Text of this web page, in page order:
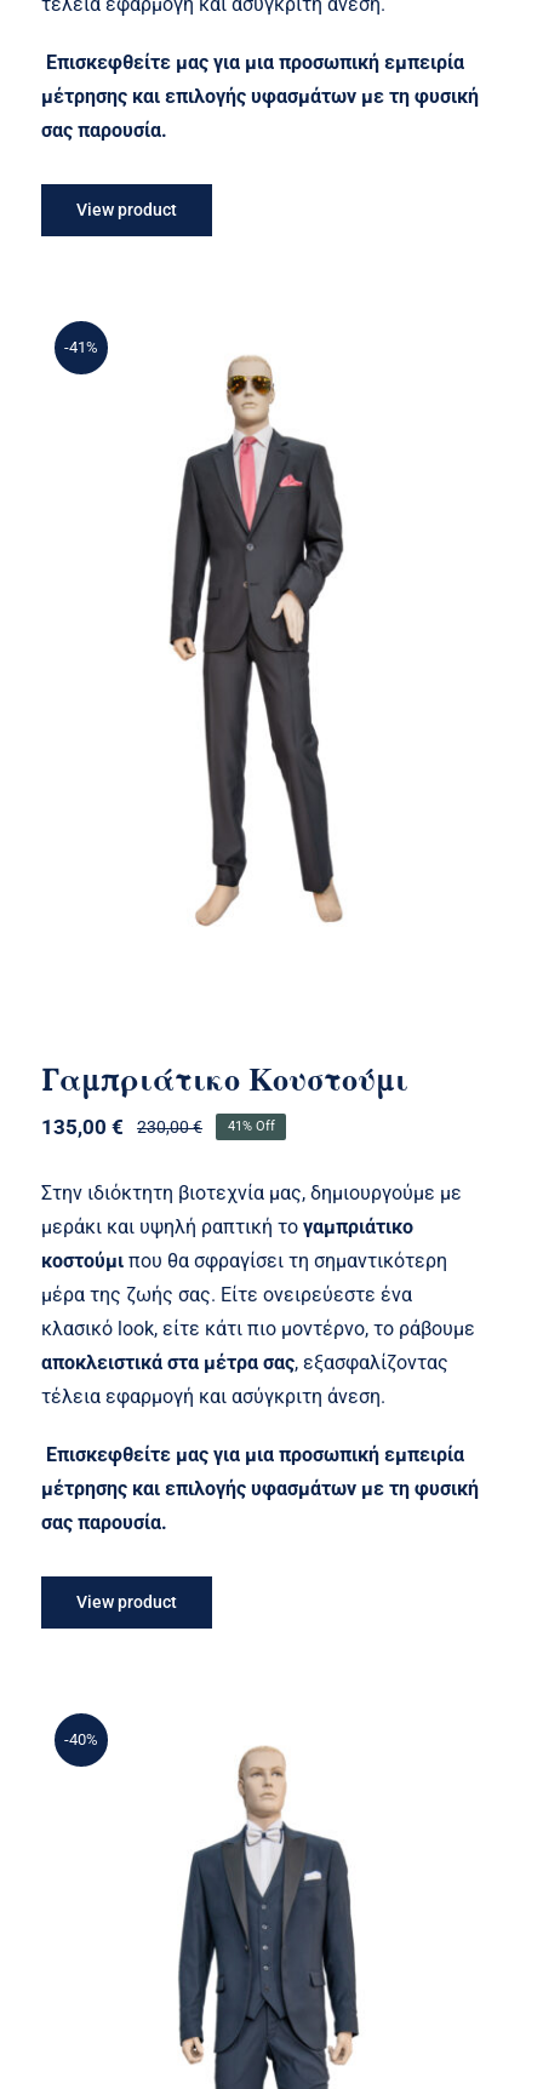
Επισκεφθείτε μας για μια προσωπική εμπειρία
μέτρησης και επιλογής υφασμάτων με τη φυσική
σας παρουσία.
View product
-41%
Γαμπριάτικο Κουστούμι
Γαμπριάτικο Κουστούμι
230,00€Original
was:
230,00 €.
135,00€
Η
τιμή
είναι:
135,00 €.
41% Off
Στην ιδιόκτητη βιοτεχνία μας, δημιουργούμε με
μεράκι και υψηλή ραπτική τογαμπριάτικο
κοστούμι που θα σφραγίσει τη σημαντικότερη
μέρα της ζωής σας. Είτε ονειρεύεστε ένα
κλασικό look, είτε κάτι πιο μοντέρνο, το ράβουμε
αποκλειστικά στα μέτρα σας, εξασφαλίζοντας
τέλεια εφαρμογή και ασύγκριτη άνεση.
Επισκεφθείτε μας για μια προσωπική εμπειρία
μέτρησης και επιλογής υφασμάτων με τη φυσική
σας παρουσία.
View product
-40%
Γαμπριάτικο Κουστούμι